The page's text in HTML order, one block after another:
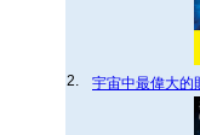
2. 宇宙中最偉大的